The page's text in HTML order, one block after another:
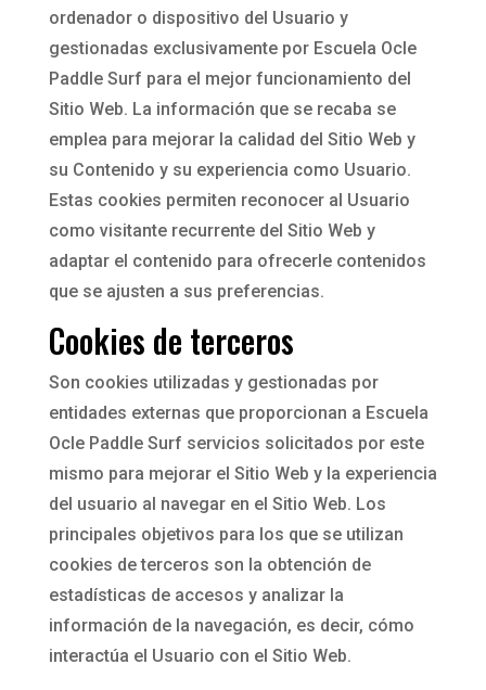
ordenador o dispositivo del Usuario y
gestionadas exclusivamente por Escuela Ocle
Paddle Surf para el mejor funcionamiento del
Sitio Web. La información que se recaba se
emplea para mejorar la calidad del Sitio Web y
su Contenido y su experiencia como Usuario.
Estas cookies permiten reconocer al Usuario
como visitante recurrente del Sitio Web y
adaptar el contenido para ofrecerle contenidos
que se ajusten a sus preferencias.
Cookies de terceros
Son cookies utilizadas y gestionadas por
entidades externas que proporcionan a Escuela
Ocle Paddle Surf servicios solicitados por este
mismo para mejorar el Sitio Web y la experiencia
del usuario al navegar en el Sitio Web. Los
principales objetivos para los que se utilizan
cookies de terceros son la obtención de
estadísticas de accesos y analizar la
información de la navegación, es decir, cómo
interactúa el Usuario con el Sitio Web.